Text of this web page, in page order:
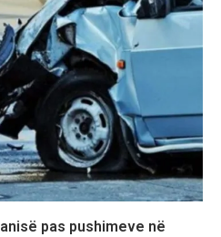
pas pushimeve në